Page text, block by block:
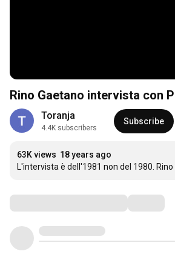
Rino Gaetano intervista con
Toranja
4.4K subscribers
Subscribe
63K views 18 years ago
L'intervista è dell'1981 non del 1980.